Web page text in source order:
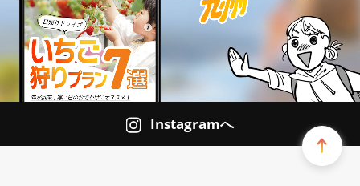
Instagramへ